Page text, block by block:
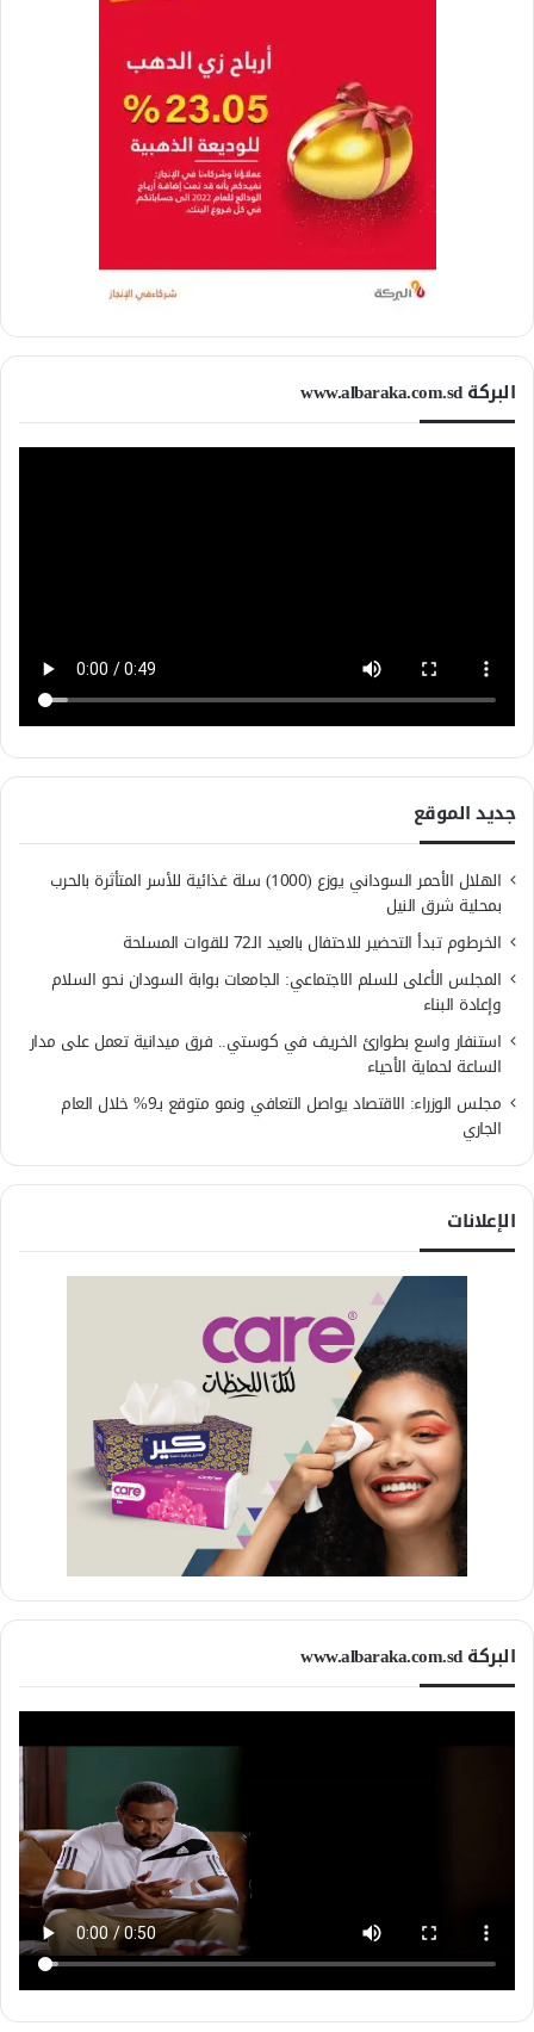
البركة www.albaraka.com.sd
جديد الموقع
الهلال الأحمر السوداني يوزع (1000) سلة غذائية للأسر المتأثرة بالحرب
بمحلية شرق النيل
الخرطوم تبدأ التحضير للاحتفال بالعيد الـ72 للقوات المسلحة
المجلس الأعلى للسلم الاجتماعي: الجامعات بوابة السودان نحو السلام
وإعادة البناء
استنفار واسع بطوارئ الخريف في كوستي.. فرق ميدانية تعمل على مدار
الساعة لحماية الأحياء
مجلس الوزراء: الاقتصاد يواصل التعافي ونمو متوقع بـ9% خلال العام
الجاري
الإعلانات
البركة www.albaraka.com.sd